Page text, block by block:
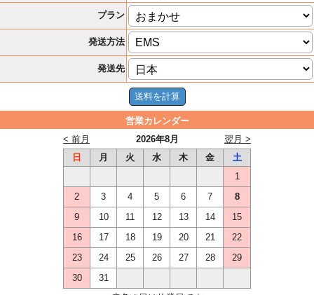
プラン
発送方法
発送先
営業カレンダー
2026年8月
< 前月
翌月 >
日
月 火 水 木 金
土
1
2
3 4 5 6 7
8
9
10 11 12 13 14
15
16
17 18 19 20 21
22
23
24 25 26 27 28
29
30
31